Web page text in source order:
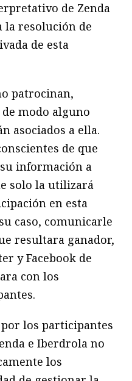
de Zenda
la resolución de
de esta
patrocinan,
modo alguno
asociados a ella.
de que
información a
solo la utilizará
en esta
caso, comunicarle
resultara ganador,
y Facebook de
con los
los participantes
e Iberdrola no
los